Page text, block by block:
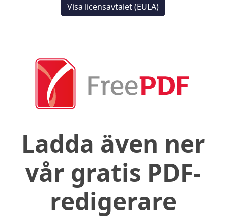
Visa licensavtalet (EULA)
Ladda även ner
vår gratis PDF-
redigerare